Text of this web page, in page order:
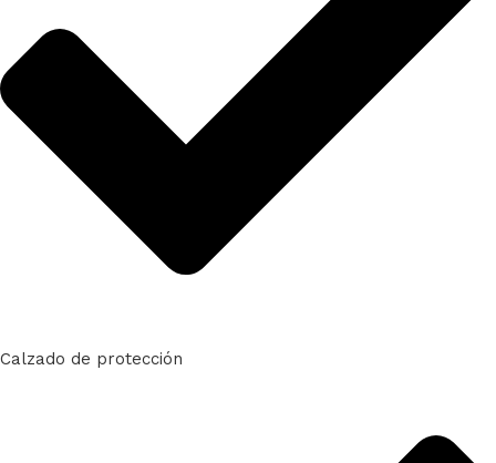
Calzado de protección